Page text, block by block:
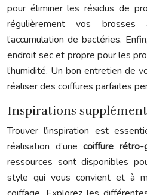
pour éliminer les résidus de
régulièrement vos
l’accumulation de bactéries.
endroit sec et propre pour les
l’humidité. Un bon entretien de
réaliser des coiffures parfaites
Inspirations
Trouver l’inspiration est
réalisation d’unecoiffure rétro-
ressources sont disponibles
style qui vous convient et à